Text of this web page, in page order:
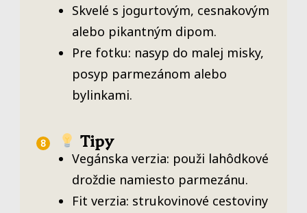
Skvelé s jogurtovým, cesnakovým
alebo pikantným dipom.
Pre fotku: nasyp do malej misky,
posyp parmezánom alebo
bylinkami.
Tipy
Vegánska verzia: použi lahôdkové
droždie namiesto parmezánu.
Fit verzia: strukovinové cestoviny